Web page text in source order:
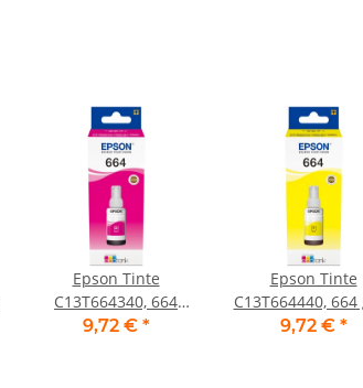
Epson Tinte
C13T664340, 664
magenta
9,72 € *
Epson Tinte
C13T664440,
9,72 € *